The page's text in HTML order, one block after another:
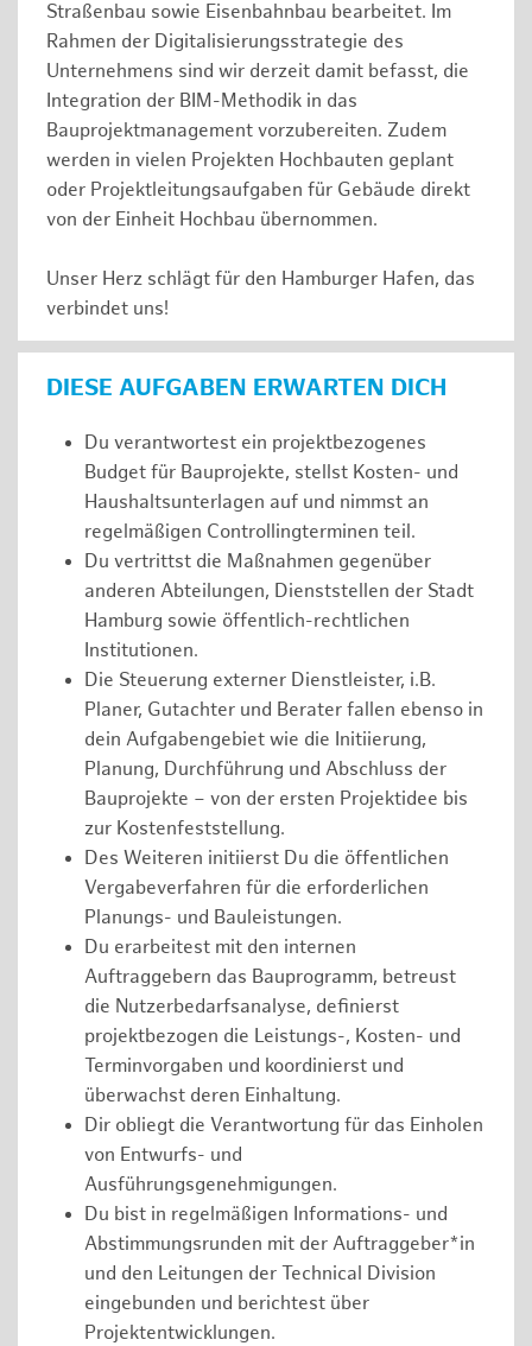
Straßenbau sowie Eisenbahnbau bearbeitet. Im
Rahmen der Digitalisierungsstrategie des
Unternehmens sind wir derzeit damit befasst, die
Integration der BIM-Methodik in das
Bauprojektmanagement vorzubereiten. Zudem
werden in vielen Projekten Hochbauten geplant
oder Projektleitungsaufgaben für Gebäude direkt
von der Einheit Hochbau übernommen.
Unser Herz schlägt für den Hamburger Hafen, das
verbindet uns!
DIESE AUFGABEN ERWARTEN DICH
Du verantwortest ein projektbezogenes
Budget für Bauprojekte, stellst Kosten- und
Haushaltsunterlagen auf und nimmst an
regelmäßigen Controllingterminen teil.
Du vertrittst die Maßnahmen gegenüber
anderen Abteilungen, Dienststellen der Stadt
Hamburg sowie öffentlich-rechtlichen
Institutionen.
Die Steuerung externer Dienstleister, i.B.
Planer, Gutachter und Berater fallen ebenso in
dein Aufgabengebiet wie die Initiierung,
Planung, Durchführung und Abschluss der
Bauprojekte – von der ersten Projektidee bis
zur Kostenfeststellung.
Des Weiteren initiierst Du die öffentlichen
Vergabeverfahren für die erforderlichen
Planungs- und Bauleistungen.
Du erarbeitest mit den internen
Auftraggebern das Bauprogramm, betreust
die Nutzerbedarfsanalyse, definierst
projektbezogen die Leistungs-, Kosten- und
Terminvorgaben und koordinierst und
überwachst deren Einhaltung.
Dir obliegt die Verantwortung für das Einholen
von Entwurfs- und
Ausführungsgenehmigungen.
Du bist in regelmäßigen Informations- und
Abstimmungsrunden mit der Auftraggeber*in
und den Leitungen der Technical Division
eingebunden und berichtest über
Projektentwicklungen.